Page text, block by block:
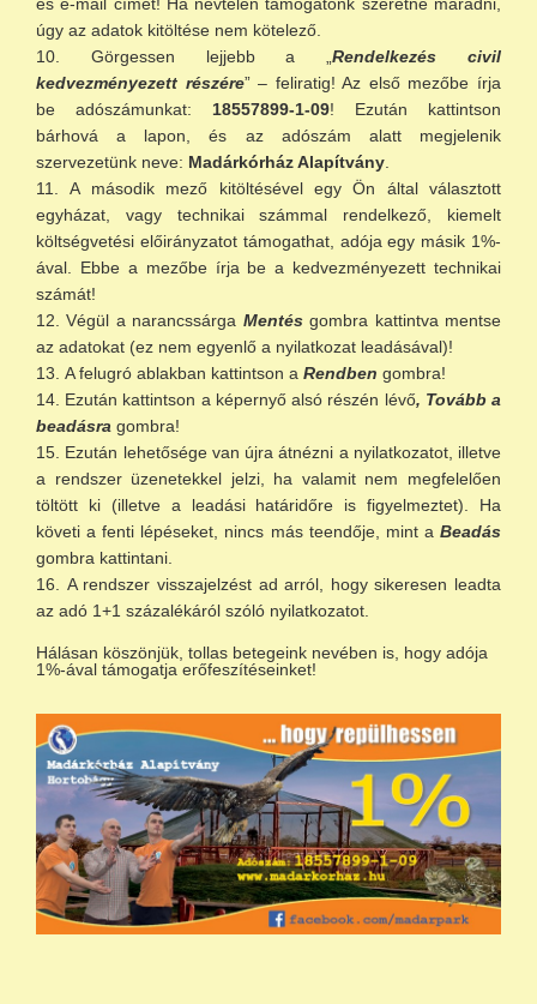
és e-mail címét! Ha névtelen támogatónk szeretne maradni,
úgy az adatok kitöltése nem kötelező.
Görgessen lejjebb a „Rendelkezés civil
kedvezményezett részére” – feliratig! Az első mezőbe írja
be adószámunkat: 18557899-1-09! Ezután kattintson
bárhová a lapon, és az adószám alatt megjelenik
szervezetünk neve: Madárkórház Alapítvány.
A második mező kitöltésével egy Ön által választott
egyházat, vagy technikai számmal rendelkező, kiemelt
költségvetési előirányzatot támogathat, adója egy másik 1%-
ával. Ebbe a mezőbe írja be a kedvezményezett technikai
számát!
Végül a narancssárga Mentésgombra kattintva mentse
az adatokat (ez nem egyenlő a nyilatkozat leadásával)!
A felugró ablakban kattintson a Rendben gombra!
Ezután kattintson a képernyő alsó részén lévő, Tovább a
beadásra gombra!
Ezután lehetősége van újra átnézni a nyilatkozatot, illetve
a rendszer üzenetekkel jelzi, ha valamit nem megfelelően
töltött ki (illetve a leadási határidőre is figyelmeztet). Ha
követi a fenti lépéseket, nincs más teendője, mint a Beadás
gombra kattintani.
A rendszer visszajelzést ad arról, hogy sikeresen leadta
az adó 1+1 százalékáról szóló nyilatkozatot.
Hálásan köszönjük, tollas betegeink nevében is, hogy adója
1%-ával támogatja erőfeszítéseinket!